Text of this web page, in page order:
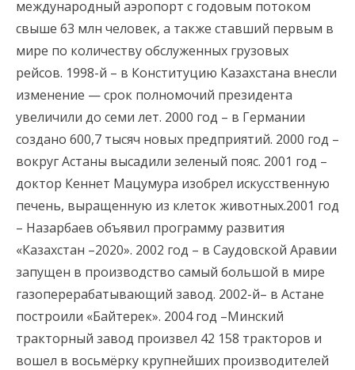
международный аэропорт с годовым потоком
свыше 63 млн человек, а также ставший первым в
мире по количеству обслуженных грузовых
рейсов. 1998-й – в Конституцию Казахстана внесли
изменение — срок полномочий президента
увеличили до семи лет. 2000 год – в Германии
создано 600,7 тысяч новых предприятий. 2000 год –
вокруг Астаны высадили зеленый пояс. 2001 год –
доктор Кеннет Мацумура изобрел искусственную
печень, выращенную из клеток животных.2001 год
– Назарбаев объявил программу развития
«Казахстан –2020». 2002 год – в Саудовской Аравии
запущен в производство самый большой в мире
газоперерабатывающий завод. 2002-й– в Астане
построили «Байтерек». 2004 год –Минский
тракторный завод произвел 42 158 тракторов и
вошел в восьмёрку крупнейших производителей